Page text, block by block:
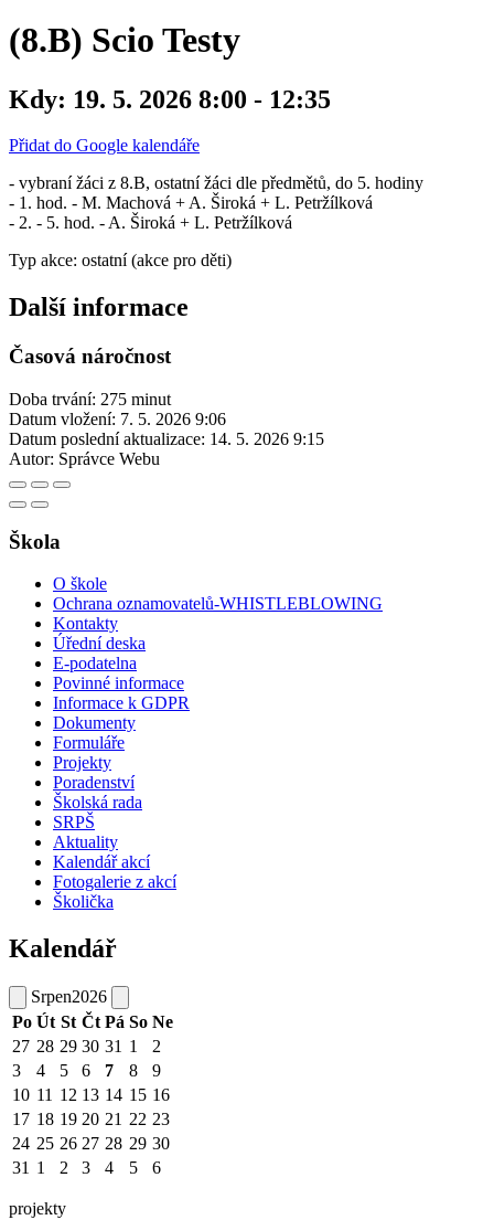
(8.B) Scio Testy
Kdy: 19. 5. 2026 8:00 - 12:35
Přidat do Google kalendáře
- vybraní žáci z 8.B, ostatní žáci dle předmětů, do 5. hodiny
- 1. hod. - M. Machová + A. Široká + L. Petržílková
- 2. - 5. hod. - A. Široká + L. Petržílková
Typ akce: ostatní (akce pro děti)
Další informace
Časová náročnost
Doba trvání: 275 minut
Datum vložení: 7. 5. 2026 9:06
Datum poslední aktualizace: 14. 5. 2026 9:15
Autor: Správce Webu
Škola
O škole
Ochrana oznamovatelů-WHISTLEBLOWING
Kontakty
Úřední deska
E-podatelna
Povinné informace
Informace k GDPR
Dokumenty
Formuláře
Projekty
Poradenství
Školská rada
SRPŠ
Aktuality
Kalendář akcí
Fotogalerie z akcí
Školička
Kalendář
Srpen2026
Po Út St Čt Pá So Ne
27 28 29 30 31 1
2
3
4 5 6 7 8
9
10 11 12 13 14 15 16
17 18 19 20 21 22 23
24 25 26 27 28 29 30
31 1 2 3 4 5 6
projekty